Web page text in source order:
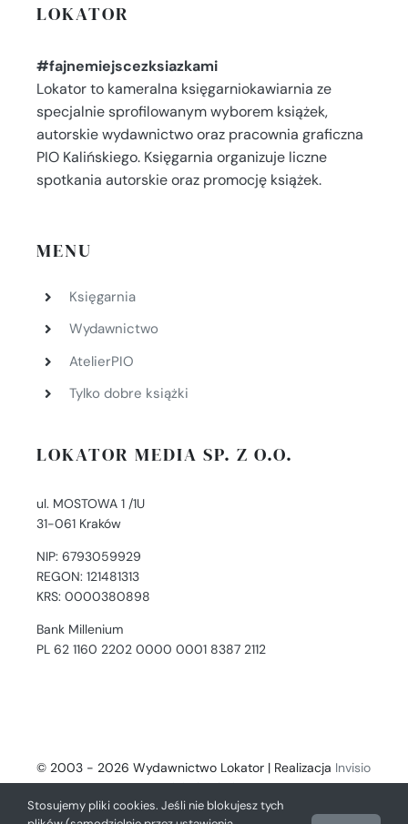
LOKATOR
#fajnemiejscezksiazkami
Lokator to kameralna księgarniokawiarnia ze
specjalnie sprofilowanym wyborem książek,
autorskie wydawnictwo oraz pracownia graficzna
PIO Kalińskiego. Księgarnia organizuje liczne
spotkania autorskie oraz promocję książek.
MENU
Księgarnia
Wydawnictwo
AtelierPIO
Tylko dobre książki
LOKATOR MEDIA SP. Z O.O.
ul. MOSTOWA 1 /1U
31-061 Kraków
NIP: 6793059929
REGON: 121481313
KRS: 0000380898
Bank Millenium
PL 62 1160 2202 0000 0001 8387 2112
© 2003 - 2026 Wydawnictwo Lokator | Realizacja Invisio
- Digital Solutions
Stosujemy pliki cookies. Jeśli nie blokujesz tych